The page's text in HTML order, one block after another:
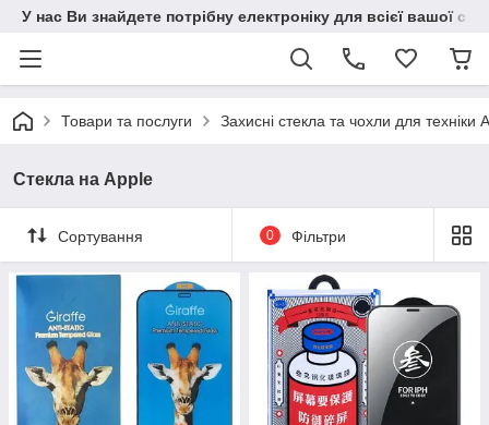
У нас Ви знайдете потрібну електроніку для всієї вашої
Товари та послуги Захисні стекла та чохли для техніки
Стекла на Apple
Сортування 0 Фільтри